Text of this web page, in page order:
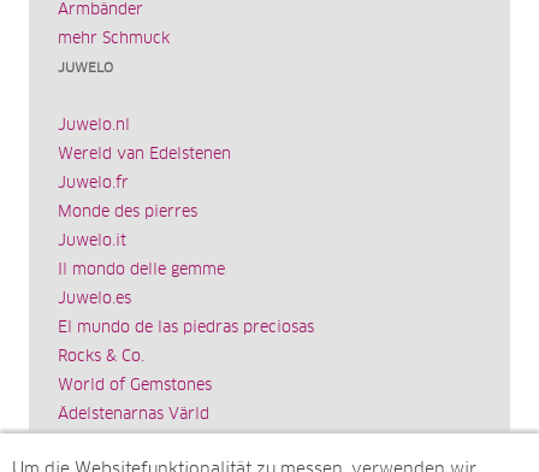
Armbänder
mehr Schmuck
JUWELO
Juwelo.nl
Wereld van Edelstenen
Juwelo.fr
Monde des pierres
Juwelo.it
Il mondo delle gemme
Juwelo.es
El mundo de las piedras preciosas
Rocks & Co.
World of Gemstones
Ädelstenarnas Värld